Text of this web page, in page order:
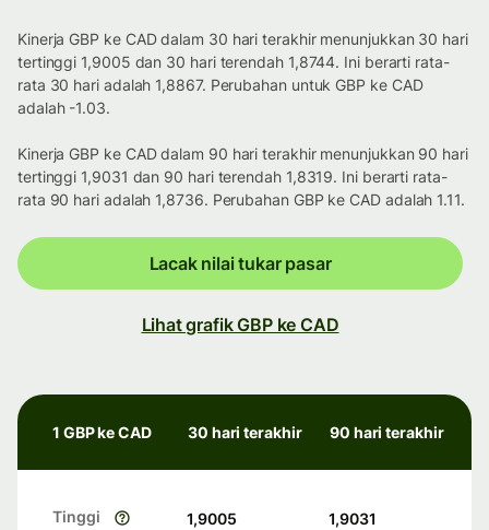
Kinerja GBP ke CAD dalam 30 hari terakhir menunjukkan 30 hari
tertinggi 1,9005 dan 30 hari terendah 1,8744. Ini berarti rata-
rata 30 hari adalah 1,8867. Perubahan untuk GBP ke CAD
adalah -1.03.
Kinerja GBP ke CAD dalam 90 hari terakhir menunjukkan 90 hari
tertinggi 1,9031 dan 90 hari terendah 1,8319. Ini berarti rata-
rata 90 hari adalah 1,8736. Perubahan GBP ke CAD adalah 1.11.
Lacak nilai tukar pasar
Lihat grafik GBP ke CAD
1 GBP ke CAD 30 hari terakhir 90 hari terakhir
Tinggi 1,9005 1,9031